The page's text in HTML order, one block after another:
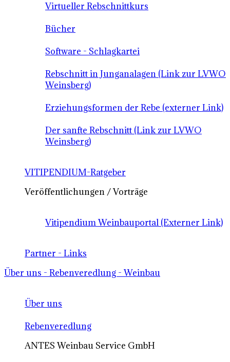
Virtueller Rebschnittkurs
Bücher
Software - Schlagkartei
Rebschnitt in Junganalagen (Link zur LVWO
Weinsberg)
Erziehungsformen der Rebe (externer Link)
Der sanfte Rebschnitt (Link zur LVWO
Weinsberg)
VITIPENDIUM-Ratgeber
Veröffentlichungen / Vorträge
Vitipendium Weinbauportal (Externer Link)
Partner - Links
Über uns - Rebenveredlung - Weinbau
Über uns
Rebenveredlung
ANTES Weinbau Service GmbH